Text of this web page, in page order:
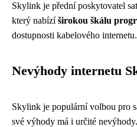
Skylink je přední poskytovatel
který nabízíširokou škálu
dostupnosti kabelového internetu.
Nevýhody internetu
Skylink je populární volbou pro
své výhody má i určité